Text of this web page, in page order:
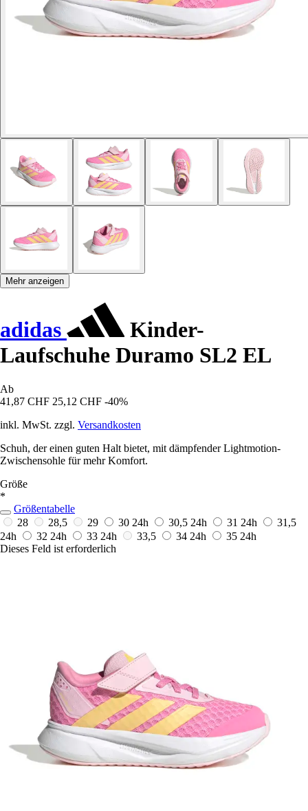
Mehr anzeigen
adidas
Kinder-
Laufschuhe Duramo SL2 EL
Ab
41,87 CHF 25,12 CHF -40%
inkl. MwSt. zzgl. Versandkosten
Schuh, der einen guten Halt bietet, mit dämpfender Lightmotion-
Zwischensohle für mehr Komfort.
Größe
*
Größentabelle
28
28,5 29 30 24h 30,5 24h 31 24h
31,5
24h
32 24h 33 24h 33,5 34 24h 35 24h
Dieses Feld ist erforderlich